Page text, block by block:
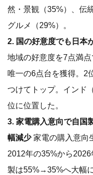
然・景観（35%）、伝
グルメ（29%）。
2. 国の好意度でも日本
地域の好意度を7点満
唯一の6点台を獲得。2
つけてトップ。インド
位に位置した。
3. 家電購入意向で自国
幅減少家電の購入意向
2012年の35%から
製は55%→35%へ大幅